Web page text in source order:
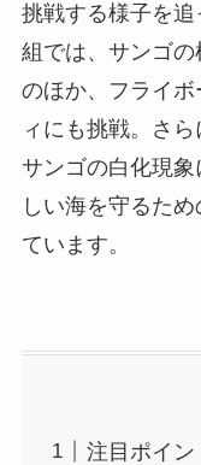
挑戦する様子を
組では、サンゴ
のほか、フライ
ィにも挑戦。さ
サンゴの白化現
しい海を守るた
ています。
注目ポイン